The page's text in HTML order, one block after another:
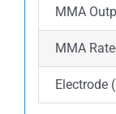
MMA
MMA
Electrode